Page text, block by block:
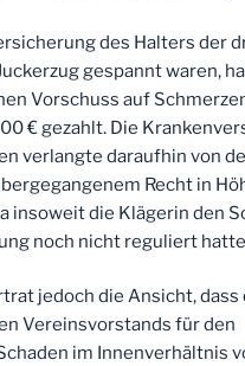
des Halters der
gespannt waren,
Vorschuss auf
€ gezahlt. Die
verlangte daraufhin von
Recht in
insoweit die Klägerin den
noch nicht reguliert
jedoch die Ansicht, dass
Vereinsvorstands für den
im Innenverhältnis